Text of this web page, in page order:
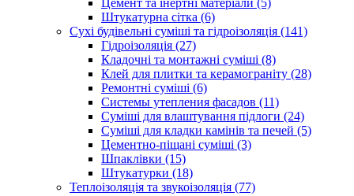
Штукатурна сітка (6)
Сухі будівельні суміші та гідроізоляція (141)
Гідроізоляція (27)
Кладочні та монтажні суміші (8)
Клей для плитки та керамограніту (28)
Ремонтні суміші (6)
Системы утепления фасадов (11)
Суміші для влаштування підлоги (24)
Суміші для кладки камінів та печей (5)
Цементно-піщані суміші (3)
Шпаклівки (15)
Штукатурки (18)
Теплоізоляція та звукоізоляція (77)